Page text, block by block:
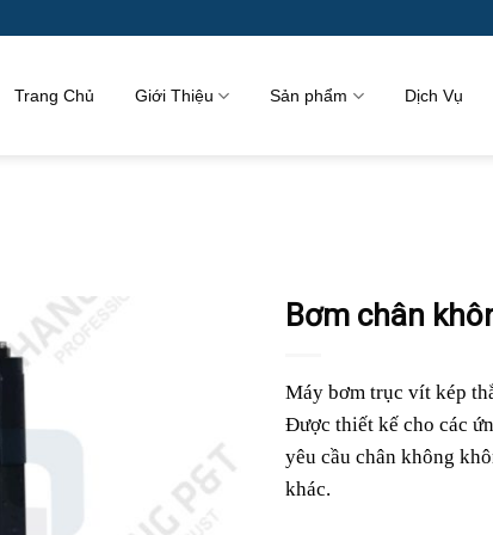
Trang Chủ Giới Thiệu Sản phẩm Dịch Vụ
Bơm chân
Máy bơm trục vít kép
Được thiết kế cho các
yêu cầu chân không
khác.